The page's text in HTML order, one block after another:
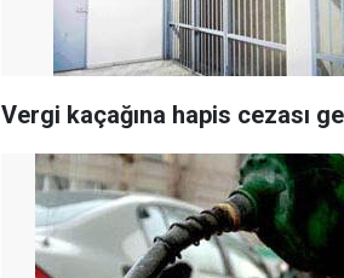
Vergi kaçağına hapis cezası